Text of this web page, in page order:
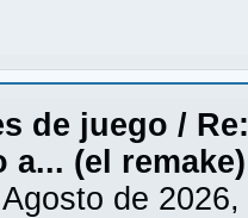
de juego /
a... (el remake)
de